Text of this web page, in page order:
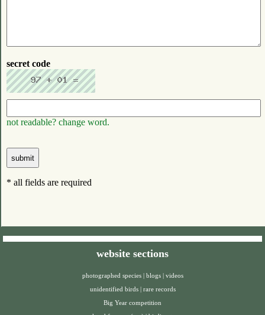
secret code
not readable? change word.
* all fields are required
website sections
photographed species blogs
videos
unidentified birds
rare records
Big Year competition